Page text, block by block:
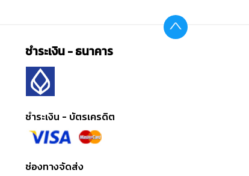
ชำระเงิน - ธนาคาร
ชำระเงิน - บัตรเครดิต
ช่องทางจัดส่ง